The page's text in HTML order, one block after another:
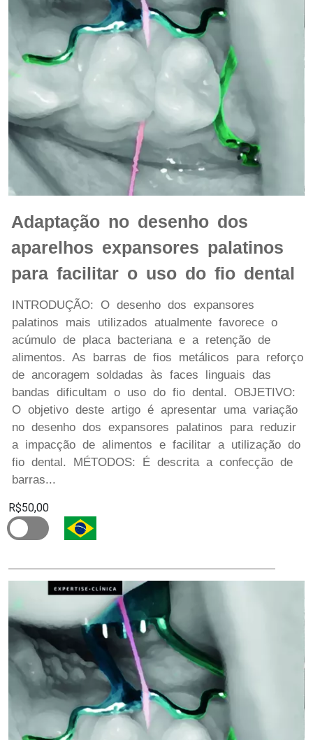
Adaptação no desenho dos
aparelhos expansores palatinos
para facilitar o uso do fio dental
INTRODUÇÃO: O desenho dos expansores
palatinos mais utilizados atualmente favorece o
acúmulo de placa bacteriana e a retenção de
alimentos. As barras de fios metálicos para reforço
de ancoragem soldadas às faces linguais das
bandas dificultam o uso do fio dental. OBJETIVO:
O objetivo deste artigo é apresentar uma variação
no desenho dos expansores palatinos para reduzir
a impacção de alimentos e facilitar a utilização do
fio dental. MÉTODOS: É descrita a confecção de
barras...
R$50,00